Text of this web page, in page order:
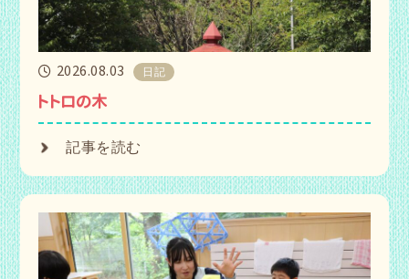
2026.08.03 日記
トトロの木
記事を読む